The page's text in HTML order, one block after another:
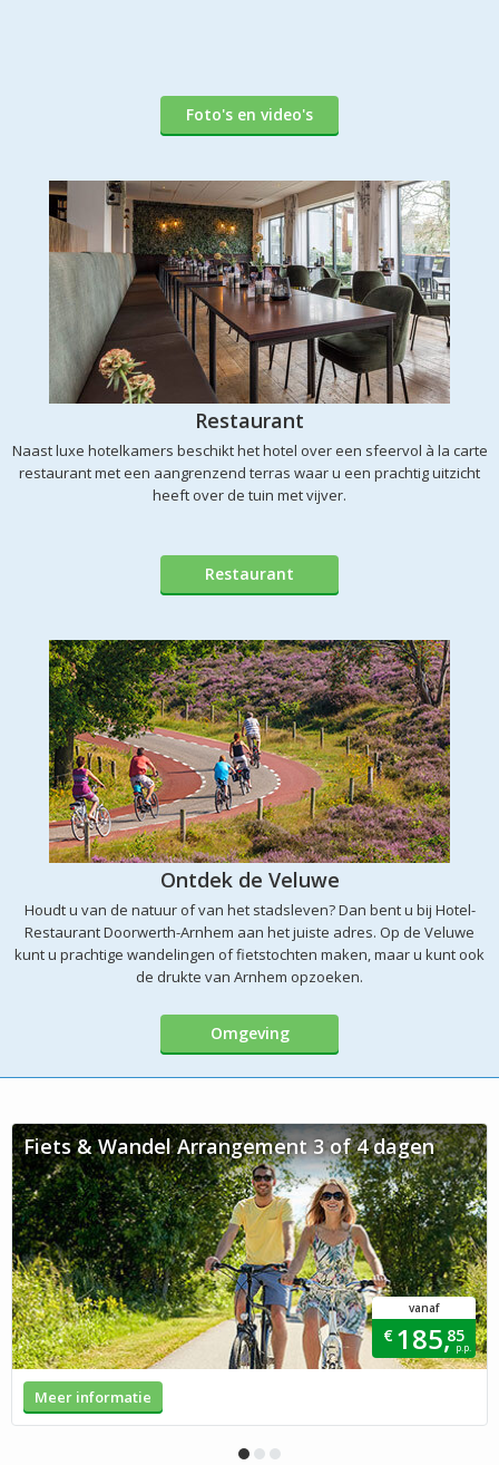
Foto's en video's
Restaurant
Naast luxe hotelkamers beschikt het hotel over een sfeervol à la carte
restaurant met een aangrenzend terras waar u een prachtig uitzicht
heeft over de tuin met vijver.
Restaurant
Ontdek de Veluwe
Houdt u van de natuur of van het stadsleven? Dan bent u bij Hotel-
Restaurant Doorwerth-Arnhem aan het juiste adres. Op de Veluwe
kunt u prachtige wandelingen of fietstochten maken, maar u kunt ook
de drukte van Arnhem opzoeken.
Omgeving
Fiets & Wandel Arrangement 3 of 4 dagen
vanaf
€ 185,85
p.p.
Meer informatie